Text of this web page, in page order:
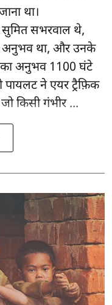
था।
सभरवाल थे,
अनुभव था, और उनके
अनुभव 1100 घंटे
ने एयर ट्रैफ़िक
किसी गंभीर ...